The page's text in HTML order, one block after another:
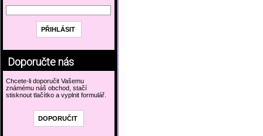
Doporučte nás
Chcete-li doporučit Vašemu
známému náš obchod, stačí
stisknout tlačítko a vyplnit formulář.